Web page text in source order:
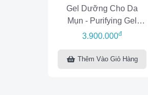
Gel Dưỡng Cho Da
Mụn - Purifying Gel
BioAnce
3.900.000đ
Thêm Vào Giỏ Hàng